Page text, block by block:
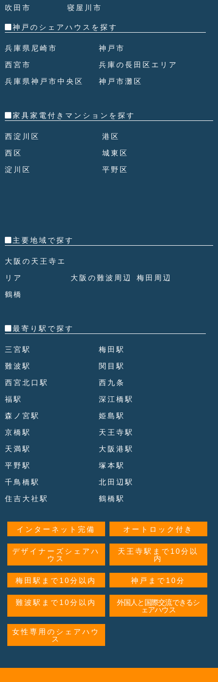
吹田市 寝屋川市
神戸のシェアハウスを探す
兵庫県尼崎市
神戸市
西宮市
兵庫の長田区エリア
兵庫県神戸市中央区
神戸市灘区
家具家電付きマンションを探す
西淀川区
港区
西区
城東区
淀川区
平野区
主要地域で探す
大阪の天王寺エ
リア
大阪の難波周辺
梅田周辺
鶴橋
最寄り駅で探す
三宮駅
梅田駅
難波駅
関目駅
西宮北口駅
西九条
福駅
深江橋駅
森ノ宮駅
姫島駅
京橋駅
天王寺駅
天満駅
大阪港駅
平野駅
塚本駅
千鳥橋駅
北田辺駅
住吉大社駅
鶴橋駅
インターネット完備 オートロック付き
デザイナーズシェアハ
ウス
天王寺駅まで10分以
内
梅田駅まで10分以内 神戸まで10分
難波駅まで10分以内
外国人と国際交流できるシ
ェアハウス
女性専用のシェアハウ
ス